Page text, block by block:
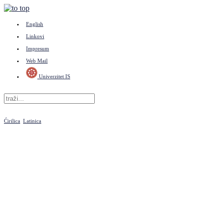
English
Linkovi
Impresum
Web Mail
Univerzitet IS
Ćirilica Latinica